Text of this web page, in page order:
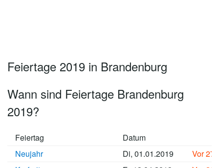
Feiertage 2019 in Brandenburg
Wann sind Feiertage Brandenburg
2019?
Feiertag
Datum
Neujahr
Di, 01.01.2019
Vor